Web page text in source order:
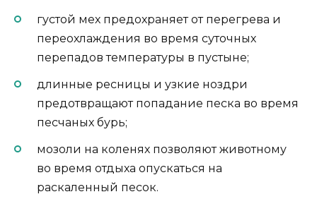
густой мех предохраняет от перегрева и
переохлаждения во время суточных
перепадов температуры в пустыне;
длинные ресницы и узкие ноздри
предотвращают попадание песка во время
песчаных бурь;
мозоли на коленях позволяют животному
во время отдыха опускаться на
раскаленный песок.